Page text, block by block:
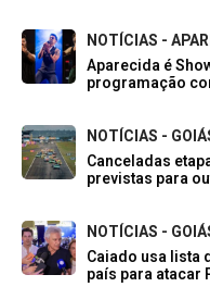
NOTÍCIAS -
Aparecida é
programação
NOTÍCIAS -
Canceladas
previstas para
NOTÍCIAS -
Caiado usa lista
país para atacar